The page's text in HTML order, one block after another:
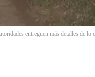
entreguen más detalles de